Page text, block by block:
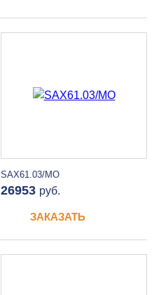
SAX61.03/MO
26953 руб.
ЗАКАЗАТЬ